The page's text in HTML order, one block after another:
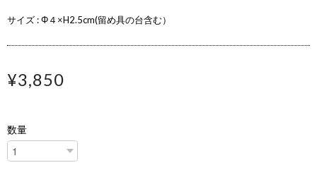
サイズ : Φ４×H2.5cm(留め具の台含む）
¥3,850
数量